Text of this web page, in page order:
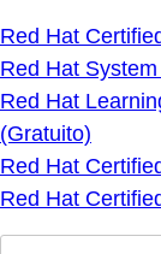
Red Hat
Red Hat
Red Hat
(Gratuito)
Red Hat
Red Hat